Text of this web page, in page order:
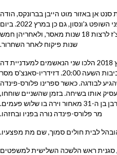
אן באזור מוט הייבן בברונקס, הודה
באשמה בהריגה מדרגה ראשונה בפני השופט ג'ונסון, גם כן במרץ 2022. ביום
שישי הורה השופט ג'ונסון לדזידריו-סנצ'ז לרצות 18 שנות מאסר, ולאחריהן חמש
שנות פיקוח לאחר השחרור.
על פי רישומי בית המשפט, ב-22 במרץ 2018 הלכו שני הנאשמים למעדניית דה
מאיו 5 בשדרות רוזוולט בסביבות השעה 20:00. דזידריו-סאנצ'ס מסר
גרסיה אקדח בקוטר 0.32 כשהגיע לבודגה. כאשר ספרינו פלורס-פינדה
סאנצ'ס העסיק אותו בשיחה. בזמן שהשניים שוחחו,
הנאשם דה-חסוס-גרסיה התקרב לקורבן בן ה-31 מאחור וירה בו שלוש פעמים.
מר פלורס-פינדה נורה בפניו ובחזהו.
לבית חולים סמוך, שם מת מפצעיו.
סגנית ראש הלשכה השלישית למשפטים